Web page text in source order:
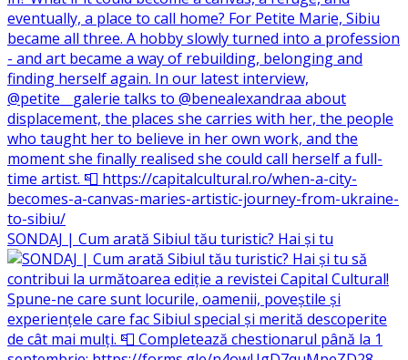
SONDAJ | Cum arată Sibiul tău turistic? Hai și tu